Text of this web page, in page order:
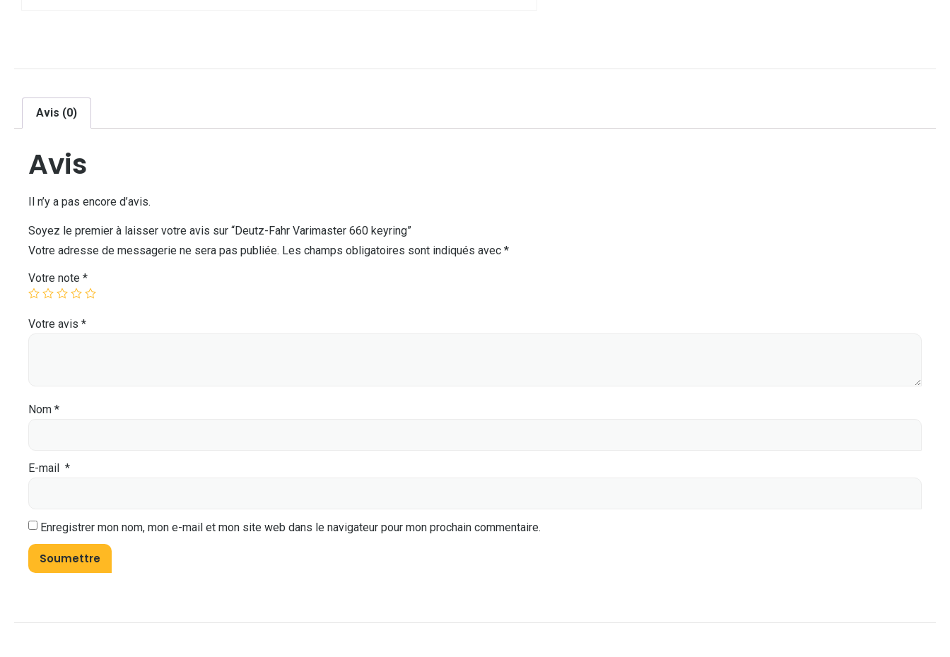
Avis (0)
Avis
Il n’y a pas encore d’avis.
Soyez le premier à laisser votre avis sur “Deutz-Fahr Varimaster 660 keyring”
Votre adresse de messagerie ne sera pas publiée. Les champs obligatoires sont indiqués avec *
Votre note *
Votre avis *
Nom *
E-mail *
Enregistrer mon nom, mon e-mail et mon site web dans le navigateur pour mon prochain commentaire.